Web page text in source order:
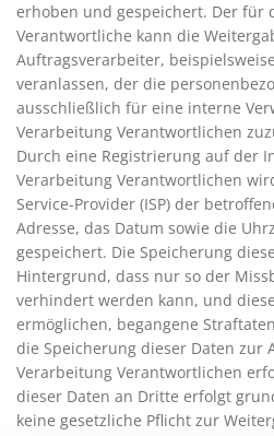
erhoben und gespeichert. Der für
Verantwortliche kann die
Auftragsverarbeiter,
veranlassen, der die
ausschließlich für eine interne
Verarbeitung Verantwortlichen
Durch eine Registrierung auf der
Verarbeitung Verantwortlichen
Service-Provider (ISP) der
Adresse, das Datum sowie die
gespeichert. Die Speicherung
Hintergrund, dass nur so der
verhindert werden kann, und
ermöglichen, begangene
die Speicherung dieser Daten zur
Verarbeitung Verantwortlichen
dieser Daten an Dritte erfolgt
keine gesetzliche Pflicht zur